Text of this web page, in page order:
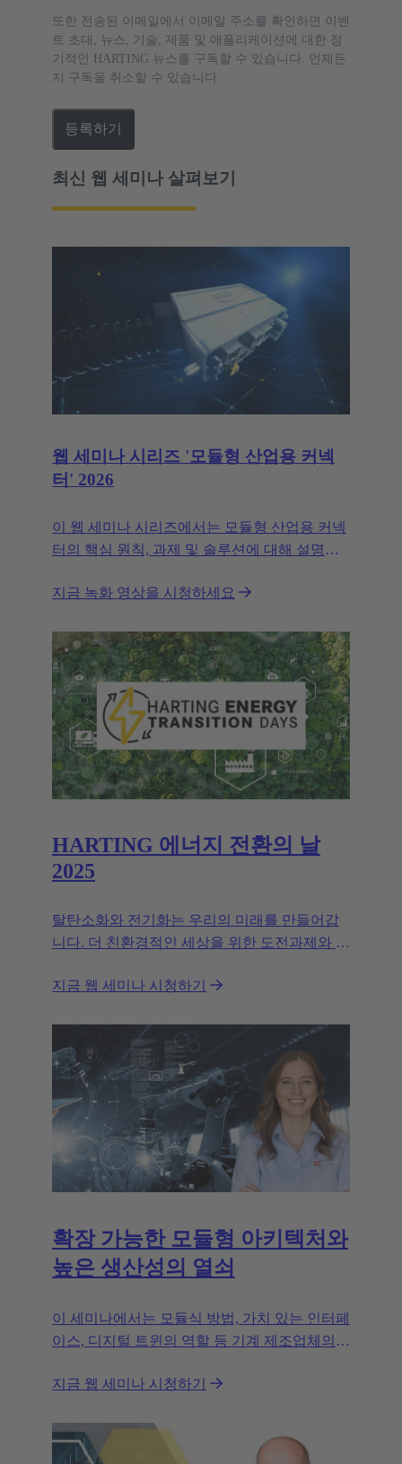
또한 전송된 이메일에서 이메일 주소를 확인하면 이벤
트 초대, 뉴스, 기술, 제품 및 애플리케이션에 대한 정
기적인 HARTING 뉴스를 구독할 수 있습니다. 언제든
지 구독을 취소할 수 있습니다.
등록하기
최신 웹 세미나 살펴보기
웹 세미나 시리즈 '모듈형 산업용 커넥
터' 2026
이 웹 세미나 시리즈에서는 모듈형 산업용 커넥
터의 핵심 원칙, 과제 및 솔루션에 대해 설명합
지금 녹화 영상을 시청하세요
HARTING 에너지 전환의 날
2025
탈탄소화와 전기화는 우리의 미래를 만들어갑
니다. 더 친환경적인 세상을 위한 도전과제와 해
지금 웹 세미나 시청하기
확장 가능한 모듈형 아키텍처와
높은 생산성의 열쇠
이 세미나에서는 모듈식 방법, 가치 있는 인터페
이스, 디지털 트윈의 역할 등 기계 제조업체의
지금 웹 세미나 시청하기